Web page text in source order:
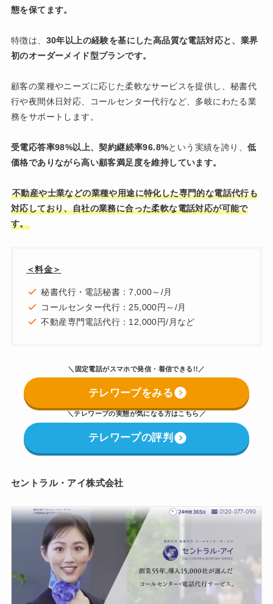
態を保てます。
特徴は、 30年以上の経験を基にした高品質な電話対応と、業界
初のオーダーメイド型プランです。
顧客の業種やニーズに応じた柔軟なサービスを提供し、秘書代
行や夜間休日対応、コールセンター代行など、多岐にわたる業
務をサポートします。
受電応答率98%以上、契約継続率96.8%という実績を誇り、低
価格でありながら高い顧客満足度を維持しています。
不動産や士業などの業種や用途に特化した専門的な電話代行も
対応しており、自社の業務に合った柔軟な電話対応が可能で
す。
＜料金＞
秘書代行・電話秘書：7,000～/月
コールセンター代行：25,000円～/月
不動産専門電話代行：12,000円/月など
＼固定電話がスマホで発信・着信できる!!／
テレワープをみる
＼テレワープの実態が気になる方はこちら ／
テレワープの評判
セントラル・アイ株式会社